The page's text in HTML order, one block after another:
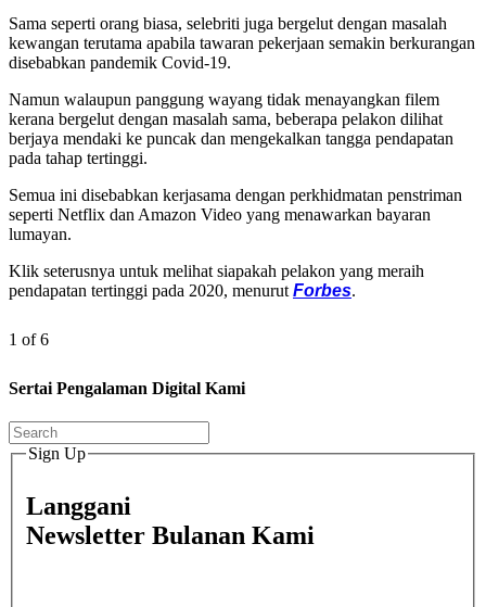
Sama seperti orang biasa, selebriti juga bergelut dengan masalah
kewangan terutama apabila tawaran pekerjaan semakin berkurangan
disebabkan pandemik Covid-19.
Namun walaupun panggung wayang tidak menayangkan filem
kerana bergelut dengan masalah sama, beberapa pelakon dilihat
berjaya mendaki ke puncak dan mengekalkan tangga pendapatan
pada tahap tertinggi.
Semua ini disebabkan kerjasama dengan perkhidmatan penstriman
seperti Netflix dan Amazon Video yang menawarkan bayaran
lumayan.
Klik seterusnya untuk melihat siapakah pelakon yang meraih
pendapatan tertinggi pada 2020, menurut Forbes.
1 of 6
Sertai Pengalaman Digital Kami
Sign Up
Langgani
Newsletter Bulanan Kami